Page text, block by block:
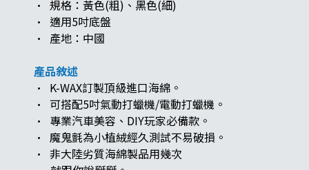
· 規格：黃色(粗)、黑色(細)
· 適用5吋底盤
· 產地：中國
產品敘述
· K-WAX訂製頂級進口海綿。
· 可搭配5吋氣動打蠟機/電動打蠟機。
· 專業汽車美容、DIY玩家必備款。
· 魔鬼氈為小植絨經久測試不易破損。
· 非大陸劣質海綿製品用幾次